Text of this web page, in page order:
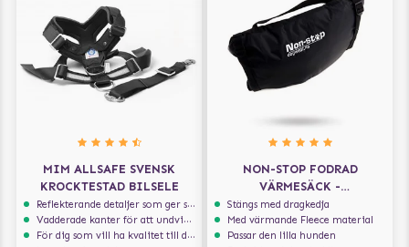
MIM ALLSAFE SVENSK
KROCKTESTAD BILSELE
Reflekterande detaljer som ger synlighet i svagt ljus
Vadderade kanter för att undvika skav
För dig som vill ha kvalitet till din hund!
NON-STOP FODRAD
VÄRMESÄCK -
MULTIFUNKTIONELL BÄDD
Stängs med dragkedja
Med värmande Fleece material
Passar den lilla hunden